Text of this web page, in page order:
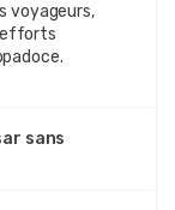
voyageurs,
efforts
sans